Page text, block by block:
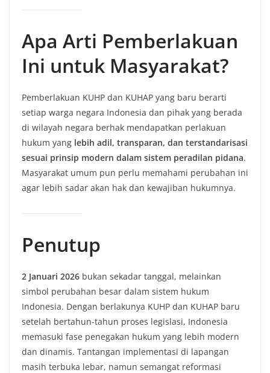
Apa Arti Pemberlakuan
Ini untuk Masyarakat?
Pemberlakuan KUHP dan KUHAP yang baru berarti
setiap warga negara Indonesia dan pihak yang berada
di wilayah negara berhak mendapatkan perlakuan
hukum yang lebih adil, transparan, dan terstandarisasi
sesuai prinsip modern dalam sistem peradilan pidana.
Masyarakat umum pun perlu memahami perubahan ini
agar lebih sadar akan hak dan kewajiban hukumnya.
Penutup
2 Januari 2026 bukan sekadar tanggal, melainkan
simbol perubahan besar dalam sistem hukum
Indonesia. Dengan berlakunya KUHP dan KUHAP baru
setelah bertahun-tahun proses legislasi, Indonesia
memasuki fase penegakan hukum yang lebih modern
dan dinamis. Tantangan implementasi di lapangan
masih terbuka lebar, namun semangat reformasi